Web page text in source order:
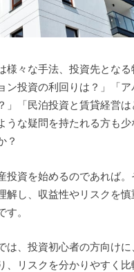
様々な手法、投資先とな
ン投資の利回りは？」「ア
」「民泊投資と賃貸経営は
うな疑問を持たれる方も
？
投資を始めるのであれば
解し、収益性やリスクを
す。
は、投資初心者の方向け
、リスクを分かりやすく